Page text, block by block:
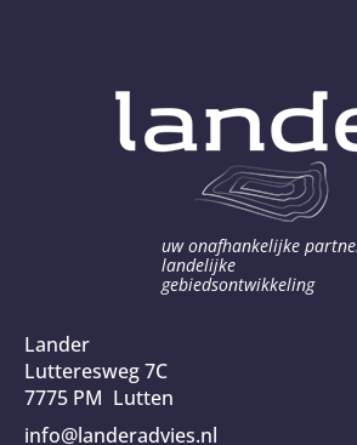
uw onafhankelijke
landelijke
gebiedsontwikkeling
Lander
Lutteresweg 7C
7775 PM Lutten
info@landeradvies.nl